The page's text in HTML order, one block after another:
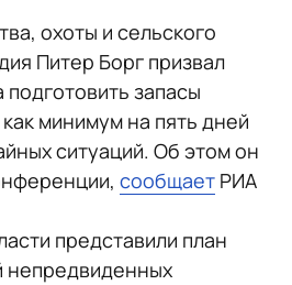
охоты и сельского
Питер Борг призвал
запасы
минимум на пять дней
ситуаций. Об этом он
сообщает РИА
представили план
непредвиденных